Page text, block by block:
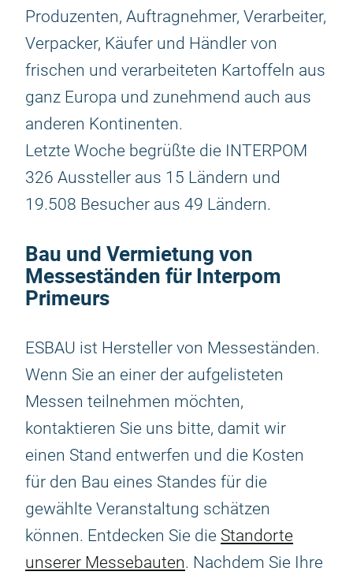
Produzenten, Auftragnehmer, Verarbeiter,
Verpacker, Käufer und Händler von
frischen und verarbeiteten Kartoffeln aus
ganz Europa und zunehmend auch aus
anderen Kontinenten.
Letzte Woche begrüßte die INTERPOM
326 Aussteller aus 15 Ländern und
19.508 Besucher aus 49 Ländern.
Bau und Vermietung von
Messeständen für Interpom
Primeurs
ESBAU ist Hersteller von Messeständen.
Wenn Sie an einer der aufgelisteten
Messen teilnehmen möchten,
kontaktieren Sie uns bitte, damit wir
einen Stand entwerfen und die Kosten
für den Bau eines Standes für die
gewählte Veranstaltung schätzen
können. Entdecken Sie die Standorte
unserer Messebauten. Nachdem Sie Ihre